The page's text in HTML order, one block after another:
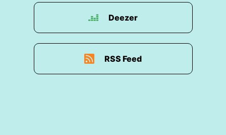
zu den Dingen, die ihr Monthly besprecht,
Speaker1:habe ich ein bisschen was
hinzuzugeben.
Und in unserer ersten gemeinsamen
Folge, falls ihr noch nicht gehört habt, hört
Deezer
RSS Feed